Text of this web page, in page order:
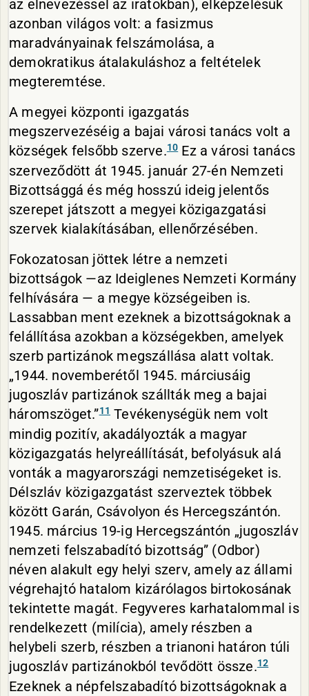
az elnevezéssel az iratokban), elképzelésük
azonban világos volt: a fasizmus
maradványainak felszámolása, a
demokratikus átalakuláshoz a feltételek
megteremtése.
A megyei központi igazgatás
megszervezéséig a bajai városi tanács volt a
községek felsőbb szerve.10Ez a városi tanács
szerveződött át 1945. január 27-én Nemzeti
Bizottsággá és még hosszú ideig jelentős
szerepet játszott a megyei közigazgatási
szervek kialakításában, ellenőrzésében.
Fokozatosan jöttek létre a nemzeti
bizottságok —az Ideiglenes Nemzeti Kormány
felhívására — a megye községeiben is.
Lassabban ment ezeknek a bizottságoknak a
felállítása azokban a községekben, amelyek
szerb partizánok megszállása alatt voltak.
„1944. novemberétől 1945. márciusáig
jugoszláv partizánok szállták meg a bajai
háromszöget.”11 Tevékenységük nem volt
mindig pozitív, akadályozták a magyar
közigazgatás helyreállítását, befolyásuk alá
vonták a magyarországi nemzetiségeket is.
Délszláv közigazgatást szerveztek többek
között Garán, Csávolyon és Hercegszántón.
1945. március 19-ig Hercegszántón „jugoszláv
nemzeti felszabadító bizottság” (Odbor)
néven alakult egy helyi szerv, amely az állami
végrehajtó hatalom kizárólagos birtokosának
tekintette magát. Fegyveres karhatalommal is
rendelkezett (milícia), amely részben a
helybeli szerb, részben a trianoni határon túli
jugoszláv partizánokból tevődött össze.12
Ezeknek a népfelszabadító bizottságoknak a